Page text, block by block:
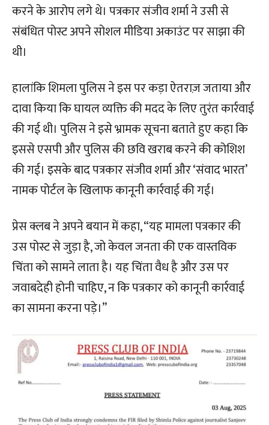
करने के आरोप लगे थे। पत्रकार संजीव शर्मा ने उसी से
संबंधित पोस्ट अपने सोशल मीडिया अकाउंट पर साझा की
थी।
हालांकि शिमला पुलिस ने इस पर कड़ा ऐतराज़ जताया और
दावा किया कि घायल व्यक्ति की मदद के लिए तुरंत कार्रवाई
की गई थी। पुलिस ने इसे भ्रामक सूचना बताते हुए कहा कि
इससे एसपी और पुलिस की छवि खराब करने की कोशिश
की गई। इसके बाद पत्रकार संजीव शर्मा और ‘संवाद भारत’
नामक पोर्टल के खिलाफ कानूनी कार्रवाई की गई।
प्रेस क्लब ने अपने बयान में कहा, “यह मामला पत्रकार की
उस पोस्ट से जुड़ा है, जो केवल जनता की एक वास्तविक
चिंता को सामने लाता है। यह चिंता वैध है और उस पर
जवाबदेही होनी चाहिए, न कि पत्रकार को कानूनी कार्रवाई
का सामना करना पड़े।”